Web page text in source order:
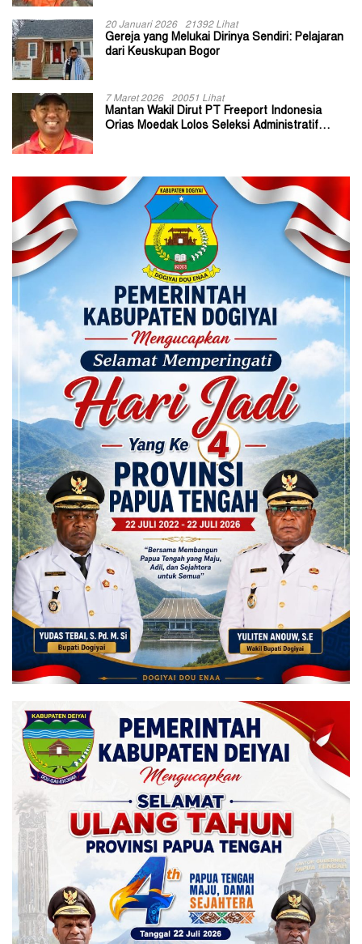
20 Januari 2026 21392 Lihat
Gereja yang Melukai Dirinya Sendiri: Pelajaran
dari Keuskupan Bogor
7 Maret 2026 20051 Lihat
Mantan Wakil Dirut PT Freeport Indonesia
Orias Moedak Lolos Seleksi Administratif